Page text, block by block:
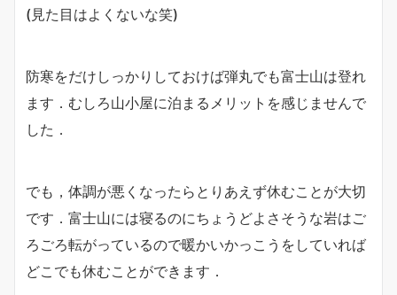
(見た目はよくないな笑)
防寒をだけしっかりしておけば弾丸でも富士山は登れ
ます．むしろ山小屋に泊まるメリットを感じませんで
した．
でも，体調が悪くなったらとりあえず休むことが大切
です．富士山には寝るのにちょうどよさそうな岩はご
ろごろ転がっているので暖かいかっこうをしていれば
どこでも休むことができます．